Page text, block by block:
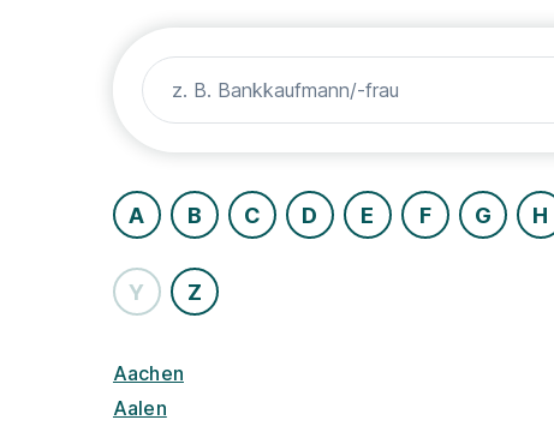
A B C D E F G H
Y Z
Aachen
Aalen